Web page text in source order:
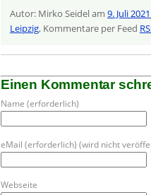
Autor: Mirko Seidel am 9. Juli
Leipzig, Kommentare per Feed
Einen Kommentar
Name (erforderlich)
eMail (erforderlich) (wird nicht
Webseite